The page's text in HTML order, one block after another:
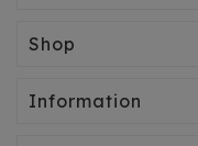
Shop
Information